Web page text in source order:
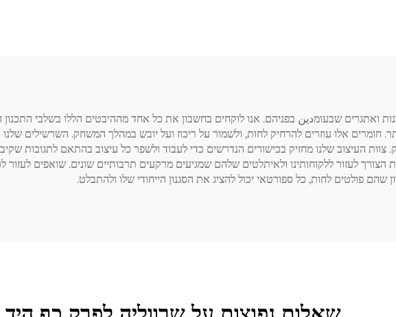
ואתגרים שבעומدين בפניהם. אנו לוקחים בחשבון את כל אחד מההיבטים הללו בשלבי
חומרים אלו עוזרים להרחיק לחות, ולשמור על ריכוז ועל יובש במהלך המשחק. השרשילים
העיצוב שלנו מחזיק בכישורים הנדרשים כדי לעבוד ולשפר כל עיצוב בהתאם לתגובות
הצורך לעזור ללקוחותינו ולאיתלטים שלהם שמגיעים מרקעים תרבותיים שונים. שואפים
שהם פולטים לחות, כל ספורטאי יכול להציג את הסגנון הייחודי שלו ולהתבלט.